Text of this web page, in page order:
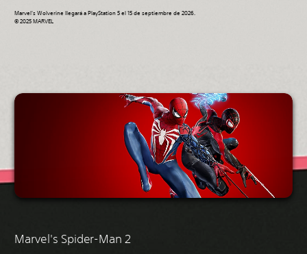
Marvel's Wolverine llegará a PlayStation 5 el 15 de septiembre de 2026.
© 2025 MARVEL
Marvel's Spider-Man 2